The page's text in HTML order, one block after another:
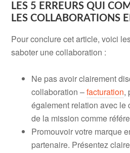
LES 5 ERREURS QUI
LES COLLABORATIONS
Pour conclure cet article, voici
saboter une collaboration :
Ne pas avoir clairement
collaboration –facturation,
également relation avec le
de la mission comme
Promouvoir votre marque
partenaire. Présentez